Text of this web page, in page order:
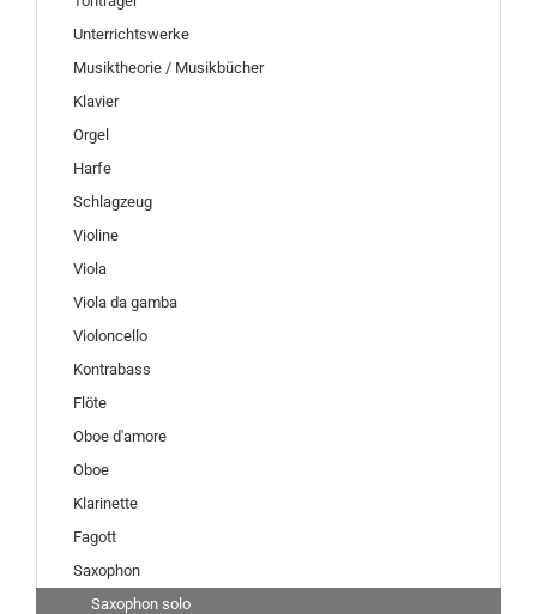
Unterrichtswerke
Musiktheorie / Musikbücher
Klavier
Orgel
Harfe
Schlagzeug
Violine
Viola
Viola da gamba
Violoncello
Kontrabass
Flöte
Oboe d'amore
Oboe
Klarinette
Fagott
Saxophon
Saxophon solo